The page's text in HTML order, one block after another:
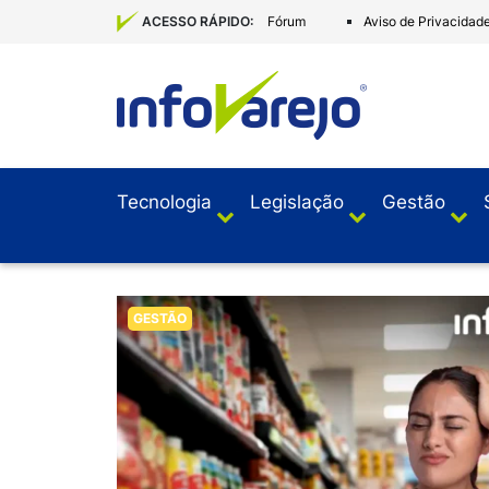
ACESSO RÁPIDO: Fórum Aviso de
Tecnologia Legislação Gestão
GESTÃO